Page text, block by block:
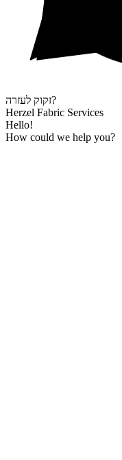
זקוק לעזרה?
Herzel Fabric Services
Hello!
How could we help you?